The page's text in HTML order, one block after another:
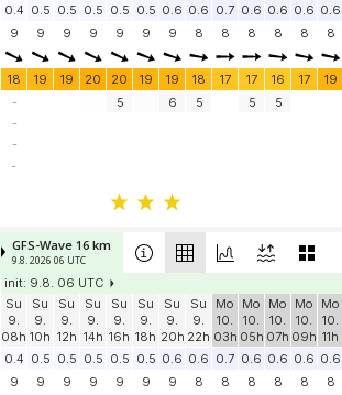
0.4 0.5 0.5 0.5 0.5 0.5 0.6 0.6 0.7 0.6 0.6 0.6 0.6
9
9 9 9 9 9 9 8 8 8 8 8 8
18 19 19 20 20 19 19 18 17 17 16 17 19
-
-
-
5 6 5 5 5
-
GFS-Wave 16 km
9.8. 2026 06 UTC
init: 9.8. 06 UTC
Su
9.
08h
Su
9.
10h
Su
9.
12h
Su
9.
14h
Su
9.
16h
Su
9.
18h
Su
9.
20h
Su
9.
22h
Mo
10.
03h
Mo
10.
05h
Mo
10.
07h
Mo
10.
09h
Mo
10.
11h
0.4 0.5 0.5 0.5 0.5 0.5 0.6 0.6 0.7 0.6 0.6 0.6 0.6
9
9 9 9 9 9 9 8 8 8 8 8 8